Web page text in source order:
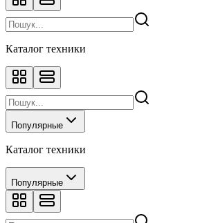
Каталог техники
Популярные
Каталог техники
Популярные